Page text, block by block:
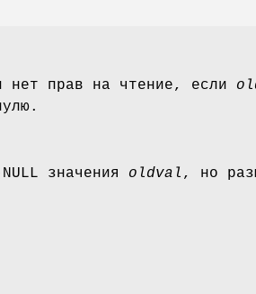
нет прав на чтение, если
значения oldval , но